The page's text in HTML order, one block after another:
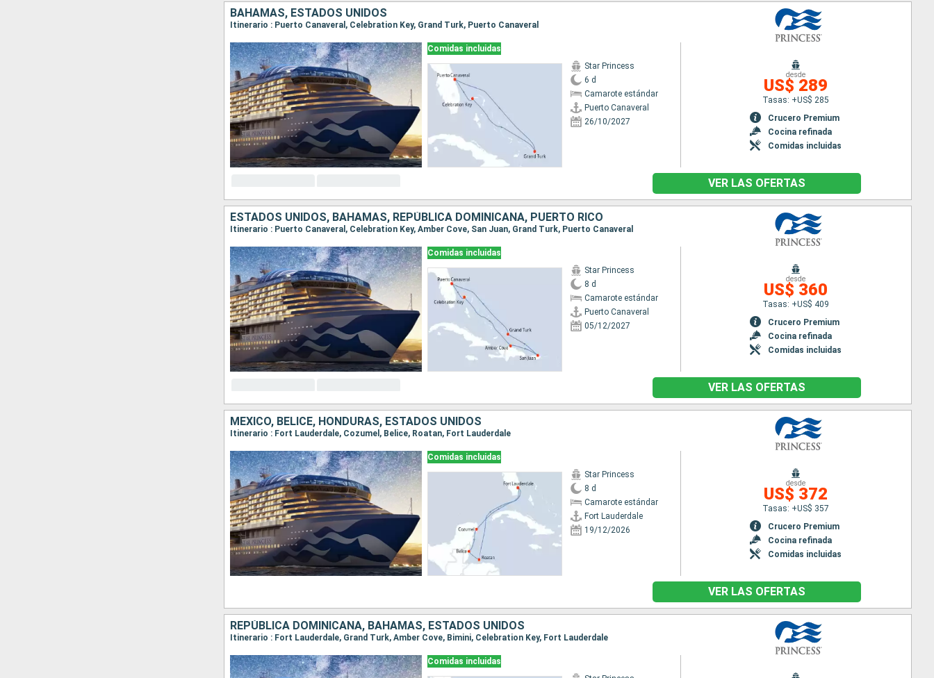
BAHAMAS, ESTADOS UNIDOS
Itinerario : Puerto Canaveral, Celebration Key, Grand Turk, Puerto Canaveral
Comidas incluidas
Star Princess
6 d
Camarote estándar
Puerto Canaveral
26/10/2027
desde
US$ 289
Tasas: +US$ 285
Crucero Premium
Cocina refinada
Comidas incluidas
VER LAS OFERTAS
ESTADOS UNIDOS, BAHAMAS, REPÚBLICA DOMINICANA, PUERTO RICO
Itinerario : Puerto Canaveral, Celebration Key, Amber Cove, San Juan, Grand Turk, Puerto Canaveral
Comidas incluidas
Star Princess
8 d
Camarote estándar
Puerto Canaveral
05/12/2027
desde
US$ 360
Tasas: +US$ 409
Crucero Premium
Cocina refinada
Comidas incluidas
VER LAS OFERTAS
MÉXICO, BELICE, HONDURAS, ESTADOS UNIDOS
Itinerario : Fort Lauderdale, Cozumel, Belice, Roatan, Fort Lauderdale
Comidas incluidas
Star Princess
8 d
Camarote estándar
Fort Lauderdale
19/12/2026
desde
US$ 372
Tasas: +US$ 357
Crucero Premium
Cocina refinada
Comidas incluidas
VER LAS OFERTAS
REPÚBLICA DOMINICANA, BAHAMAS, ESTADOS UNIDOS
Itinerario : Fort Lauderdale, Grand Turk, Amber Cove, Bimini, Celebration Key, Fort Lauderdale
Comidas incluidas